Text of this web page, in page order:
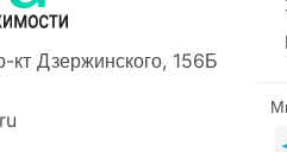
кт Дзержинского, 156Б